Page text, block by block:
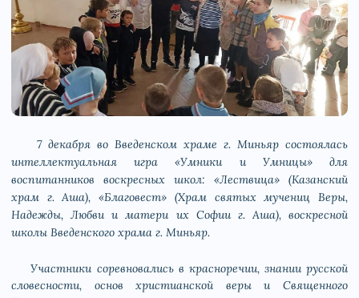
7 декабря во Введенском храме г. Миньяр состоялась
интеллектуальная игра «Умники и Умницы» для
воспитанников воскресных школ: «Лествица» (Казанский
храм г. Аша), «Благовест» (Храм святых мучениц Веры,
Надежды, Любви и матери их Софии г. Аша), воскресной
школы Введенского храма г. Миньяр.
Участники соревновались в красноречии, знании русской
словесности, основ христианской веры и Священного